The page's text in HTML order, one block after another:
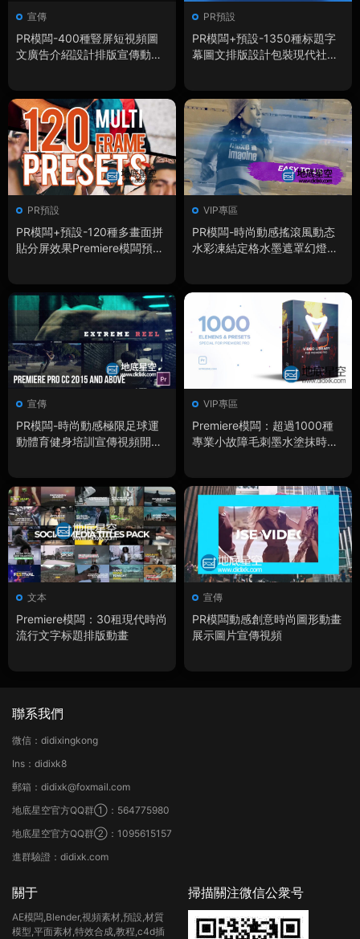
宣傳
PR模闆-400種豎屏短視頻圖
文廣告介紹設計排版宣傳動畫
PR預設
PR模闆+預設-1350種标題字
幕圖文排版設計包裝現代社交
ro
PR預設
PR模闆+預設-120種多畫面拼
貼分屏效果Premiere模闆預設
VIP專區
PR模闆-時尚動感搖滾風動态
水彩凍結定格水墨遮罩幻燈片
宣傳
PR模闆-時尚動感極限足球運
動體育健身培訓宣傳視頻開場
VIP專區
Premiere模闆：超過1000種
專業小故障毛刺墨水塗抹時尚
文本
Premiere模闆：30租現代時尚
流行文字标題排版動畫
宣傳
PR模闆動感創意時尚圖形動畫
展示圖片宣傳視頻
聯系我們
微信：didixingkong
Ins：didixk8
郵箱：didixk@foxmail.com
地底星空官方QQ群①：564775980
地底星空官方QQ群②：1095615157
進群驗證：didixk.com
關于
AE模闆,Blender,視頻素材,預設,材質
模型,平面素材,特效合成,教程,c4d插
掃描關注微信公衆号